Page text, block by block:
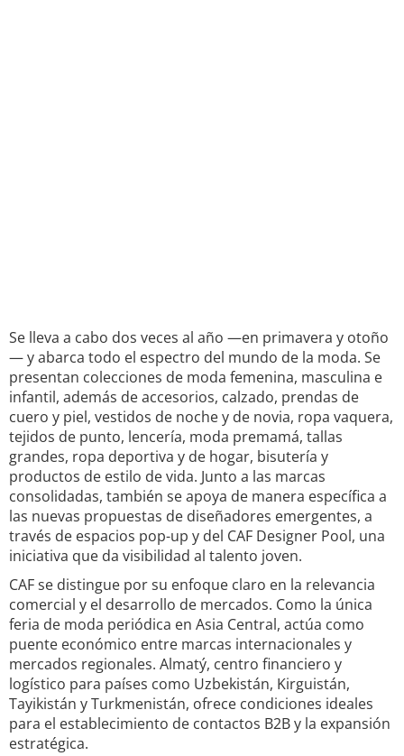
Se lleva a cabo dos veces al año —en primavera y otoño
— y abarca todo el espectro del mundo de la moda. Se
presentan colecciones de moda femenina, masculina e
infantil, además de accesorios, calzado, prendas de
cuero y piel, vestidos de noche y de novia, ropa vaquera,
tejidos de punto, lencería, moda premamá, tallas
grandes, ropa deportiva y de hogar, bisutería y
productos de estilo de vida. Junto a las marcas
consolidadas, también se apoya de manera específica a
las nuevas propuestas de diseñadores emergentes, a
través de espacios pop-up y del CAF Designer Pool, una
iniciativa que da visibilidad al talento joven.
CAF se distingue por su enfoque claro en la relevancia
comercial y el desarrollo de mercados. Como la única
feria de moda periódica en Asia Central, actúa como
puente económico entre marcas internacionales y
mercados regionales. Almatý, centro financiero y
logístico para países como Uzbekistán, Kirguistán,
Tayikistán y Turkmenistán, ofrece condiciones ideales
para el establecimiento de contactos B2B y la expansión
estratégica.